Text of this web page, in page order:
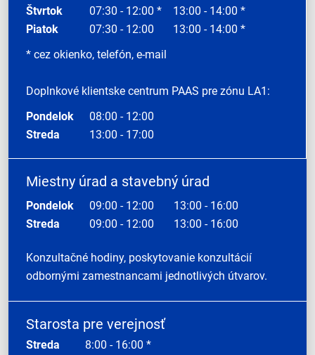
Štvrtok
07:30 - 12:00 *
13:00 - 14:00 *
Piatok
07:30 - 12:00
13:00 - 14:00 *
* cez okienko, telefón, e-mail
Doplnkové klientske centrum PAAS pre zónu LA1:
Pondelok
08:00 - 12:00
Streda
13:00 - 17:00
Miestny úrad a stavebný úrad
Pondelok 09:00 - 12:00
13:00 - 16:00
Streda
09:00 - 12:00 13:00 - 16:00
Konzultačné hodiny, poskytovanie konzultácií
odbornými zamestnancami jednotlivých útvarov.
Starosta pre verejnosť
Streda 8:00 - 16:00 *